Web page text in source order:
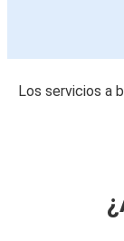
Los servicios a